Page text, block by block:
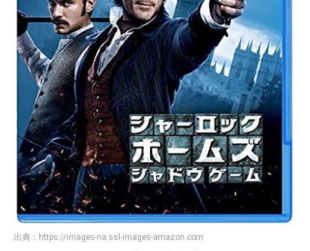
出典： https://images-na.ssl-images-amazon.com